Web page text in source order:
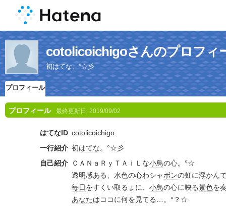
cotolicoichigoさんのプロフィ
初はてな。°☆彡
プロフィール
プロフィール 最終更新日: 2019/09/02
はてなID cotolicoichigo
一行紹介 初はてな。°☆彡
自己紹介
ＣＡＮａＲｙＴＡｉＬな小鳥の心。°☆
透明感ある、水色の心わシャボンの虹に浮かん
毎日をすくい取るょに、 小鳥の心に映る景色を
あなたはココに何を見てる…。°？☆